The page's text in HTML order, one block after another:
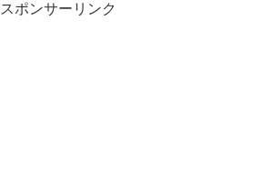
スポンサーリンク